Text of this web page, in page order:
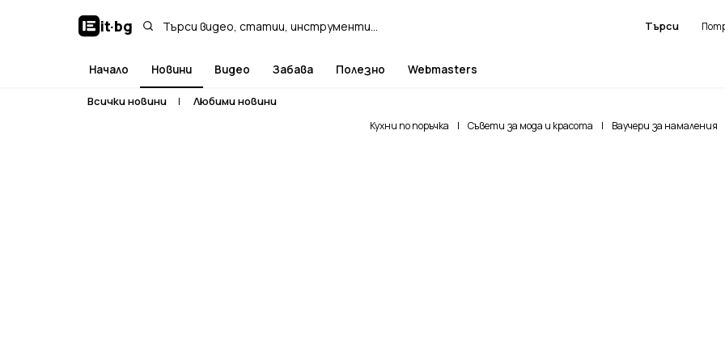
it·bg Търси
Начало Новини Видео Забава Полезно Webmasters
Всички новини | Любими новини
Кухни по поръчка | Съвети за мода и красота | Ваучери за намаления